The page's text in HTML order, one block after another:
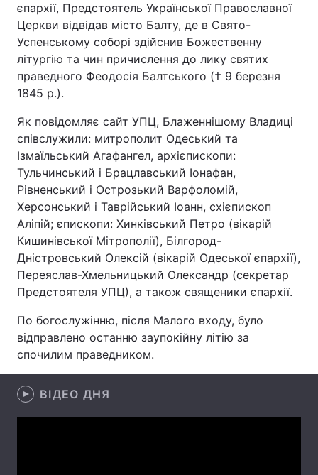
Головна Війна
Україна Політика
Економіка Світ
Техно і зв'язок Лайт
Зброя Інциденти
Здоров'я
єпархії, Предстоятель Української Православної
Церкви відвідав місто Балту, де в Свято-
Успенському соборі здійснив Божественну
літургію та чин причислення до лику святих
праведного Феодосія Балтського († 9 березня
1845 р.).
Як повідомляє сайт УПЦ, Блаженнішому Владиці
співслужили: митрополит Одеський та
Ізмаїльський Агафангел, архієпископи:
Тульчинський і Брацлавський Іонафан,
Рівненський і Острозький Варфоломій,
Херсонський і Таврійський Іоанн, схієпископ
Аліпій; єпископи: Хинківський Петро (вікарій
Кишинівської Мітрополії), Білгород-
Дністровський Олексій (вікарій Одеської єпархії),
Переяслав-Хмельницький Олександр (секретар
Предстоятеля УПЦ), а також священики єпархії.
По богослужінню, після Малого входу, було
відправлено останню заупокійну літію за
спочилим праведником.
ВІДЕО ДНЯ